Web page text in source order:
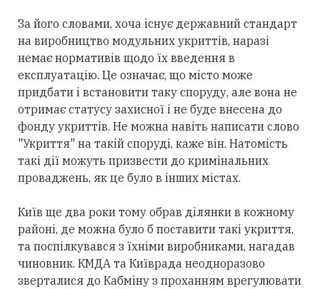
За його словами, хоча існує державний стандарт
на виробництво модульних укриттів, наразі
немає нормативів щодо їх введення в
експлуатацію. Це означає, що місто може
придбати і встановити таку споруду, але вона не
отримає статусу захисної і не буде внесена до
фонду укриттів. Не можна навіть написати слово
"Укриття" на такій споруді, каже він. Натомість
такі дії можуть призвести до кримінальних
проваджень, як це було в інших містах.
Київ ще два роки тому обрав ділянки в кожному
районі, де можна було б поставити такі укриття,
та поспілкувався з їхніми виробниками, нагадав
чиновник. КМДА та Київрада неодноразово
зверталися до Кабміну з проханням врегулювати